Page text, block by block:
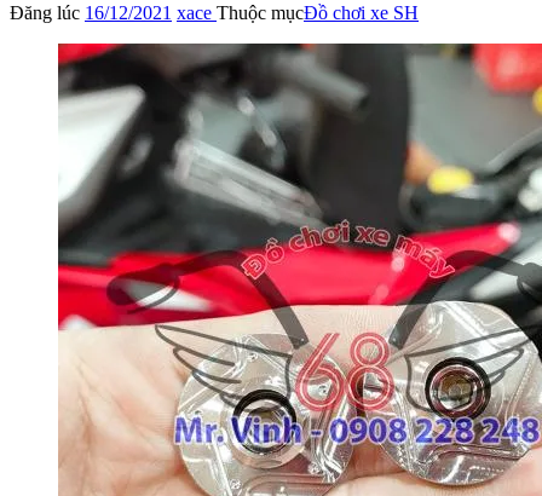
Đăng lúc 16/12/2021 xace Thuộc mụcĐồ chơi xe SH